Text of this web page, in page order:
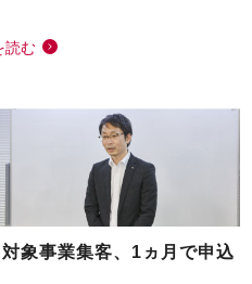
読む
象事業集客、1ヵ月で申込